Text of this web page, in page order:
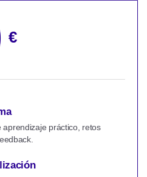
€
práctico, retos